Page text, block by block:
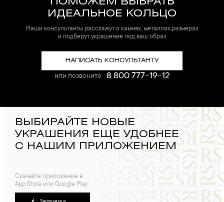
ИДЕАЛЬНОЕ КОЛЬЦО
Наши консультанты расскажут о камнях, металлах,размерах
и подберут украшение под ваш образ
НАПИСАТЬ КОНСУЛЬТАНТУ
или позвоните 8 800 777-19-12
ВЫБИРАЙТЕ НОВЫЕ
УКРАШЕНИЯ ЕЩЕ УДОБНЕЕ
С НАШИМ ПРИЛОЖЕНИЕМ
Скачайте приложение в
App Store или Google Play: